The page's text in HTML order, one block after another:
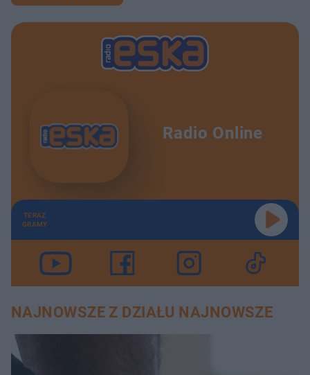
Radio Online
TERAZ
GRAMY
NAJNOWSZE Z DZIAŁU NAJNOWSZE